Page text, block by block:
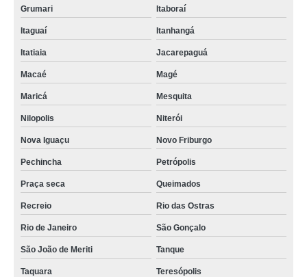
Grumari Itaboraí
Itaguaí Itanhangá
Itatiaia Jacarepaguá
Macaé Magé
Maricá Mesquita
Nilopolis Niterói
Nova Iguaçu Novo Friburgo
Pechincha Petrópolis
Praça seca Queimados
Recreio Rio das Ostras
Rio de Janeiro São Gonçalo
São João de Meriti Tanque
Taquara Teresópolis